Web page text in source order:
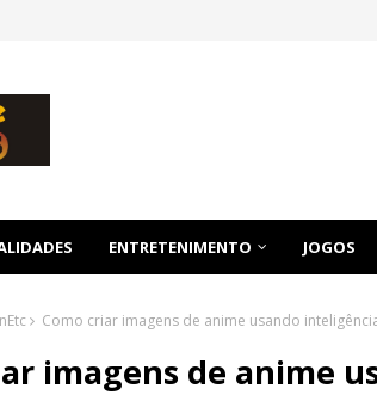
ENTRETENIMENTO JOGOS
Como criar imagens de anime usando
imagens de anime